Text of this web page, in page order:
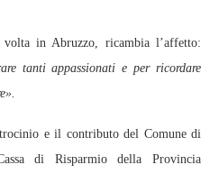
in Abruzzo, ricambia l’affetto:
tanti appassionati e per ricordare
e il contributo del Comune di
di Risparmio della Provincia